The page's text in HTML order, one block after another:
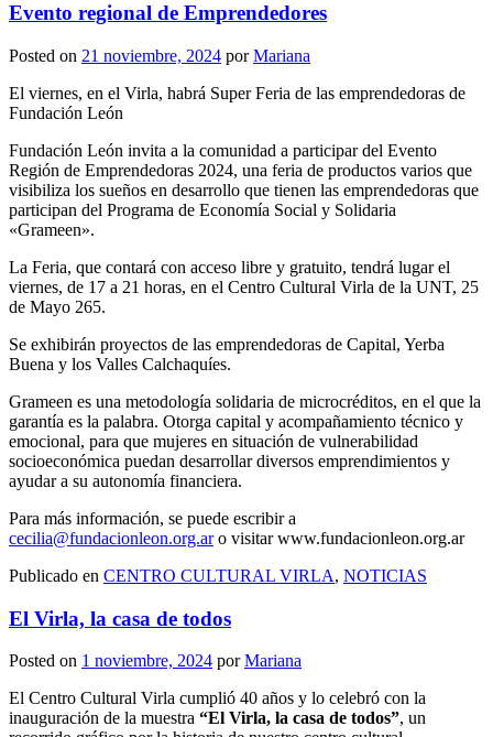
Evento regional de Emprendedores
Posted on 21 noviembre, 2024 porMariana
El viernes, en el Virla, habrá Super Feria de las emprendedoras de
Fundación León
Fundación León invita a la comunidad a participar del Evento
Región de Emprendedoras 2024, una feria de productos varios que
visibiliza los sueños en desarrollo que tienen las emprendedoras que
participan del Programa de Economía Social y Solidaria
«Grameen».
La Feria, que contará con acceso libre y gratuito, tendrá lugar el
viernes, de 17 a 21 horas, en el Centro Cultural Virla de la UNT, 25
de Mayo 265.
Se exhibirán proyectos de las emprendedoras de Capital, Yerba
Buena y los Valles Calchaquíes.
Grameen es una metodología solidaria de microcréditos, en el que la
garantía es la palabra. Otorga capital y acompañamiento técnico y
emocional, para que mujeres en situación de vulnerabilidad
socioeconómica puedan desarrollar diversos emprendimientos y
ayudar a su autonomía financiera.
Para más información, se puede escribir a
cecilia@fundacionleon.org.aro visitar www.fundacionleon.org.ar
Publicado en CENTRO CULTURAL VIRLA, NOTICIAS
El Virla, la casa de todos
Posted on 1 noviembre, 2024 porMariana
El Centro Cultural Virla cumplió 40 años y lo celebró con la
inauguración de la muestra “El Virla, la casa de todos”, un